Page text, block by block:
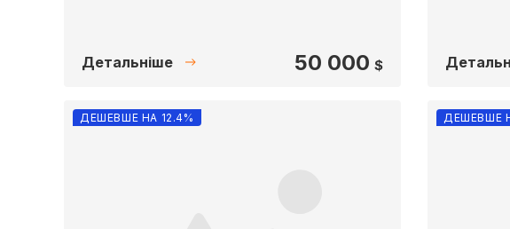
Детальніше 50 000 $
ДЕШЕВШЕ НА 12.4% ДЕШЕВШЕ